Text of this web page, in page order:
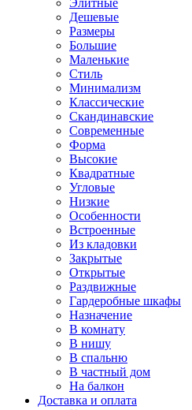
Элитные
Дешевые
Размеры
Большие
Маленькие
Стиль
Минимализм
Классические
Скандинавские
Современные
Форма
Высокие
Квадратные
Угловые
Низкие
Особенности
Встроенные
Из кладовки
Закрытые
Открытые
Раздвижные
Гардеробные шкафы
Назначение
В комнату
В нишу
В спальню
В частный дом
На балкон
Доставка и оплата